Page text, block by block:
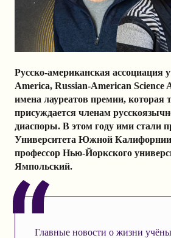
Русско-американская ассоциация
America, Russian-American Science
имена лауреатов премии, которая
присуждается членам
диаспоры. В этом году ими стали
Университета Южной
профессор Нью-Йоркского
Ямпольский.
Главные новости о жизни